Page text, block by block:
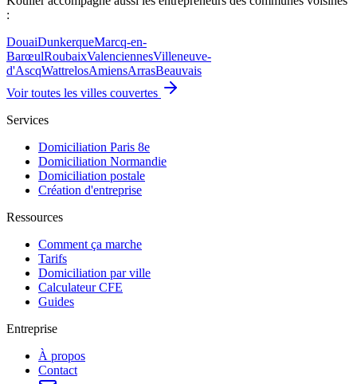
:
DouaiDunkerqueMarcq-en-
BarœulRoubaixValenciennesVilleneuve-
d'AscqWattrelosAmiensArrasBeauvais
Voir toutes les villes couvertes
Services
Domiciliation Paris 8e
Domiciliation Normandie
Domiciliation postale
Création d'entreprise
Ressources
Comment ça marche
Tarifs
Domiciliation par ville
Calculateur CFE
Guides
Entreprise
À propos
Contact